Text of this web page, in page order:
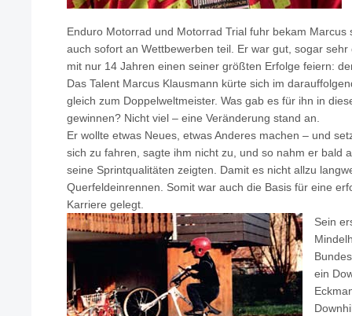
Enduro Motorrad und Motorrad Trial fuhr bekam Marcus
auch sofort an Wettbewerben teil. Er war gut, sogar
mit nur 14 Jahren einen seiner größten Erfolge feiern:
Das Talent Marcus Klausmann kürte sich im
gleich zum Doppelweltmeister. Was gab es für ihn in
gewinnen? Nicht viel – eine Veränderung stand an.
Er wollte etwas Neues, etwas Anderes machen – und
sich zu fahren, sagte ihm nicht zu, und so nahm er bald
seine Sprintqualitäten zeigten. Damit es nicht allzu
Querfeldeinrennen. Somit war auch die Basis für eine
Karriere gelegt.
Sein
ein